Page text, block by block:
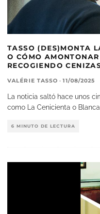
TASSO (DES)MONTA
O CÓMO
RECOGIENDO
VALÉRIE TASSO · 11/08/2025
La noticia saltó hace unos
como La Cenicienta o
6 MINUTO DE LECTURA